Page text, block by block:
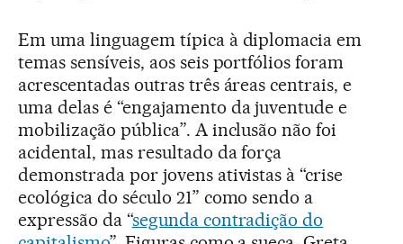
Em uma linguagem típica à diplomacia em
temas sensíveis, aos seis portfólios foram
acrescentadas outras três áreas centrais, e
uma delas é “engajamento da juventude e
mobilização pública”. A inclusão não foi
acidental, mas resultado da força
demonstrada por jovens ativistas à “crise
ecológica do século 21” como sendo a
expressão da “segunda contradição do